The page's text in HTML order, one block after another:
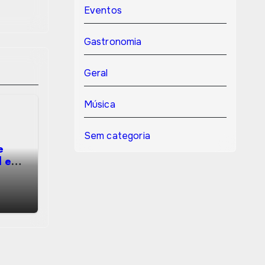
e
Eventos
Gastronomia
Geral
Música
Sem categoria